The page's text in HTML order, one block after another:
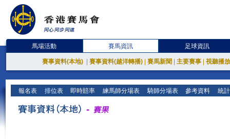
馬場活動 賽馬資訊 足球資訊
賽事資料(本地) 賽事資料(越洋轉播) 賽馬新聞 主要賽事 視聽播
報名表 排位表 即時賠率 練馬師分場表 騎師分場表 參考資料 統